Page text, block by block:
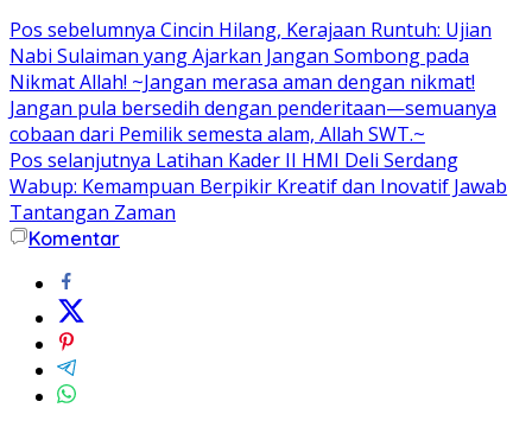
Pos sebelumnya Cincin Hilang, Kerajaan Runtuh: Ujian
Nabi Sulaiman yang Ajarkan Jangan Sombong pada
Nikmat Allah! ~Jangan merasa aman dengan nikmat!
Jangan pula bersedih dengan penderitaan—semuanya
cobaan dari Pemilik semesta alam, Allah SWT.~
Pos selanjutnya Latihan Kader II HMI Deli Serdang
Wabup: Kemampuan Berpikir Kreatif dan Inovatif Jawab
Tantangan Zaman
Komentar